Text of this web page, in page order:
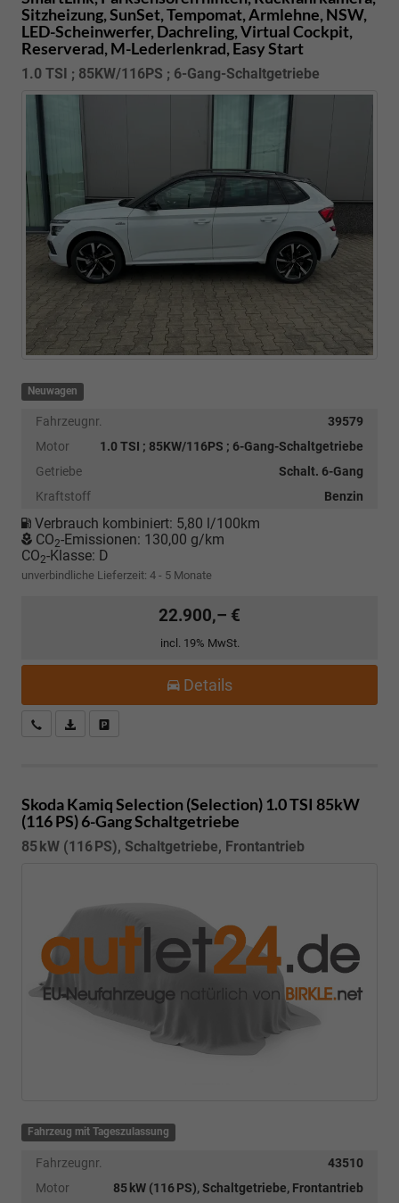
Sitzheizung, SunSet, Tempomat, Armlehne, NSW,
LED-Scheinwerfer, Dachreling, Virtual Cockpit,
Reserverad, M-Lederlenkrad, Easy Start
1.0 TSI ; 85KW/116PS ; 6-Gang-Schaltgetriebe
Neuwagen
Fahrzeugnr.
39579
Motor
1.0 TSI ; 85KW/116PS ; 6-Gang-Schaltgetriebe
Getriebe
Schalt. 6-Gang
Kraftstoff
Benzin
Verbrauch kombiniert: 5,80 l/100km
CO2-Emissionen: 130,00 g/km
CO2-Klasse: D
unverbindliche Lieferzeit: 4 - 5 Monate
22.900,– €
incl. 19% MwSt.
Details
Kostenloser Rückruf-Service
PDF-Datei, Fahrzeugexposé drucken
Skoda KamiqSelection (Selection) 1.0 TSI 85kW
(116 PS) 6-Gang Schaltgetriebe
85 kW (116 PS), Schaltgetriebe, Frontantrieb
Fahrzeug mit Tageszulassung
Fahrzeugnr.
43510
Motor
85 kW (116 PS), Schaltgetriebe, Frontantrieb